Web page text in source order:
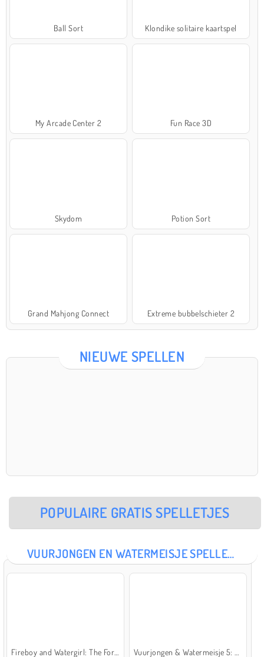
Ball Sort Klondike solitaire kaartspel
My Arcade Center 2 Fun Race 3D
Skydom Potion Sort
Grand Mahjong Connect Extreme bubbelschieter 2
NIEUWE SPELLEN
POPULAIRE GRATIS SPELLETJES
VUURJONGEN EN WATERMEISJE SPELLETJES